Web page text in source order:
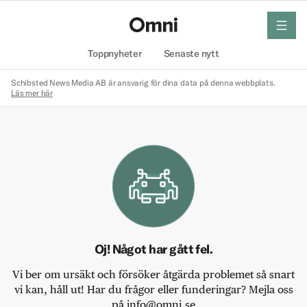
Toppnyheter Senaste nytt
meny
Schibsted News Media AB är ansvarig för dina data på denna webbplats.
Läs mer här
Oj! Något har gått fel.
Vi ber om ursäkt och försöker åtgärda problemet så snart
vi kan, håll ut! Har du frågor eller funderingar? Mejla oss